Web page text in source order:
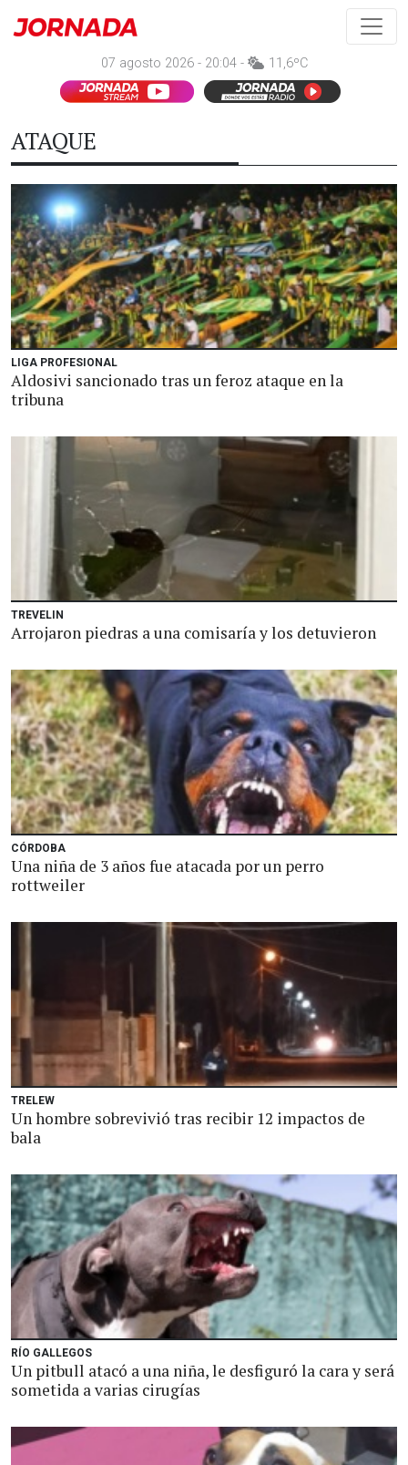
07 agosto 2026 - 20:04 - 11,6ºC
ATAQUE
LIGA PROFESIONAL
Aldosivi sancionado tras un feroz ataque en la
tribuna
TREVELIN
Arrojaron piedras a una comisaría y los detuvieron
CÓRDOBA
Una niña de 3 años fue atacada por un perro
rottweiler
TRELEW
Un hombre sobrevivió tras recibir 12 impactos de
bala
RÍO GALLEGOS
Un pitbull atacó a una niña, le desfiguró la cara y será
sometida a varias cirugías